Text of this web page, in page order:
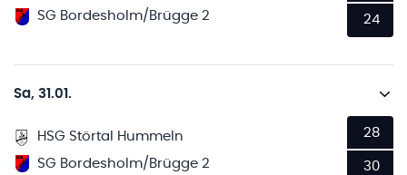
SG Bordesholm/Brügge 2 24
Sa, 31.01.
HSG Störtal Hummeln
SG Bordesholm/Brügge 2
28
30